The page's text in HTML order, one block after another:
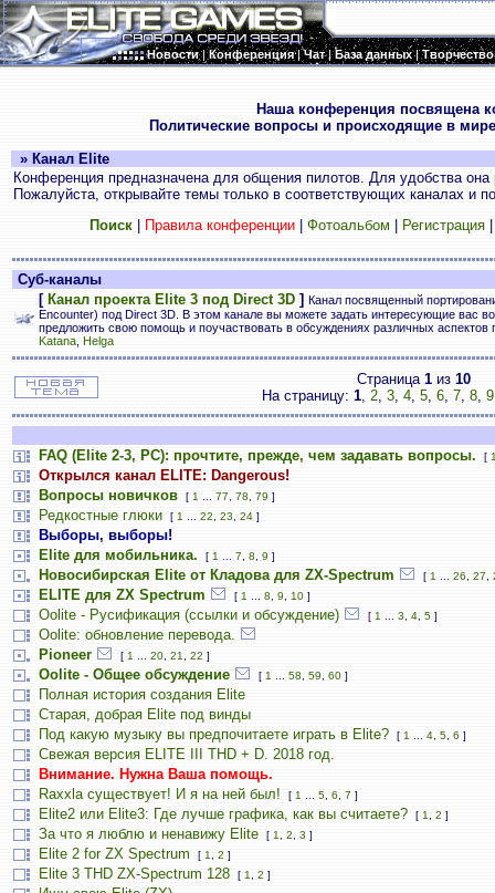
Новости|Конференция|Чат|База данных|Творчество
Наша конференция посвящена
Политические вопросы и происходящие в
» Канал Elite
Конференция предназначена для общения пилотов. Для удобства
Пожалуйста, открывайте темы только в соответствующих каналах и
Поиск| Правила конференции| Фотоальбом Регистрация
Суб-каналы
[ Канал проекта Elite 3 под Direct 3D ] Канал посвященный
Encounter) под Direct 3D. В этом канале вы можете задать интересующие вас
предложить свою помощь и поучаствовать в обсуждениях различных
Katana Helga
Страница 1 из 10
На страницу: 1, 2, 3, 4, 5, 6, 7, 8, 9
FAQ (Elite 2-3, PC): прочтите, прежде, чем задавать вопросы. [
Открылся канал ELITE: Dangerous!
Вопросы новичков
[ 1 77 78 79 ]
Редкостные глюки [ 1 22 23 24 ]
Выборы, выборы!
Elite для мобильника.
[ 1 7 8 9 ]
Новосибирская Elite от Кладова для ZX-Spectrum [ 1 26 27
ELITE для ZX Spectrum [ 1 8 9 10 ]
Oolite - Русификация (ссылки и обсуждение) [ 1 3 4 5 ]
Oolite: обновление перевода.
Pioneer
[ 1 20 21 22 ]
Oolite - Общее обсуждение [ 1 58 59 60 ]
Полная история создания Elite
Старая, добрая Elite под винды
Под какую музыку вы предпочитаете играть в Elite?
[ 1 4 5 6 ]
Свежая версия ELITE III THD + D. 2018 год.
Внимание. Нужна Ваша помощь.
Raxxla существует! И я на ней был!
[ 1 5 6 7 ]
Elite2 или Elite3: Где лучше графика, как вы считаете? [ 1 2 ]
За что я люблю и ненавижу Elite [ 1 2 3 ]
Elite 2 for ZX Spectrum [ 1 2 ]
Elite 3 THD ZX-Spectrum 128 [ 1 2 ]